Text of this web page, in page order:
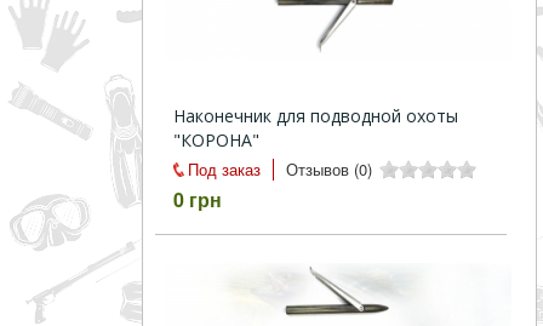
Наконечник для подводной охоты
"КОРОНА"
Под заказ
Отзывов (0)
0 грн